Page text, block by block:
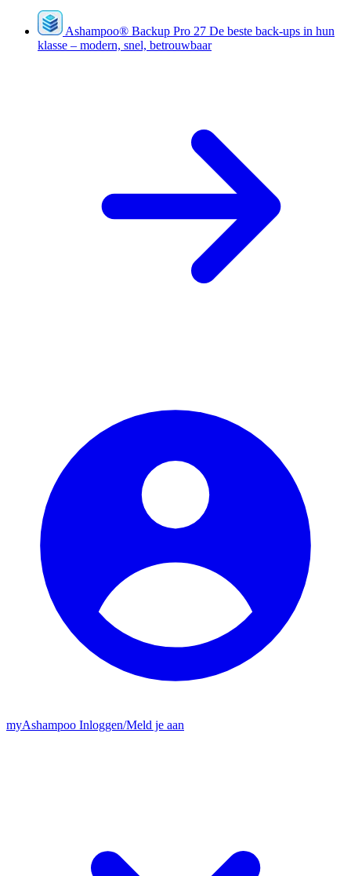
Ashampoo® Backup Pro 27 De beste back-ups in hun
klasse – modern, snel, betrouwbaar
myAshampoo Inloggen/Meld je aan